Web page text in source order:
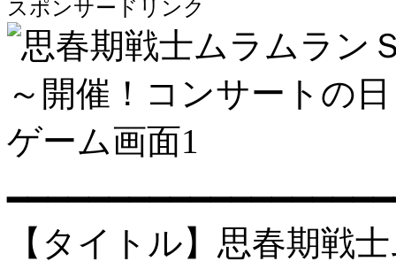
スポンサードリンク
【タイトル】思春期戦